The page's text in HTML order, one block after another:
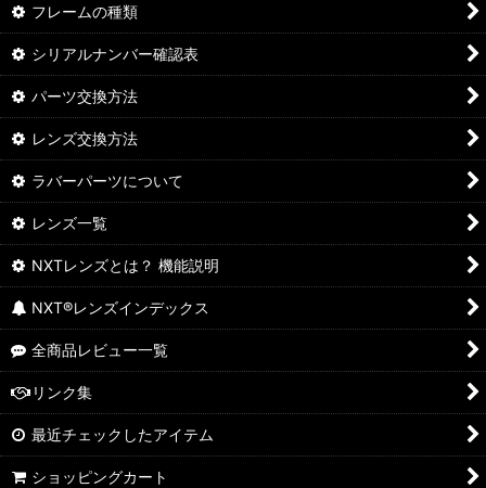
フレームの種類
シリアルナンバー確認表
パーツ交換方法
レンズ交換方法
ラバーパーツについて
レンズ一覧
NXTレンズとは？ 機能説明
NXT®レンズインデックス
全商品レビュー一覧
リンク集
最近チェックしたアイテム
ショッピングカート